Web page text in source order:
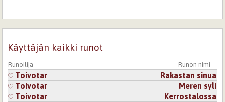
12.10.2025 15:35
Kaunista, rikasta tekstiä
Kirjaudutairekisteröidykommentoidaksesi
Käyttäjän kaikki runot
Runoilija Runon nimi
Toivotar
Rakastan sinua
Toivotar
Meren syli
Toivotar
Kerrostalossa